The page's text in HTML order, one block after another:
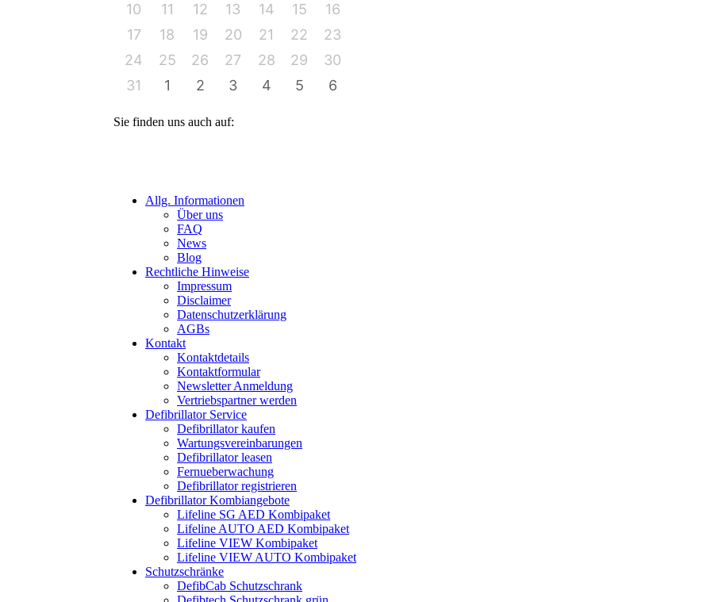
10
11 12 13 14 15
16
17
18 19 20 21 22
23
24
25 26 27 28 29
30
31
1 2 3 4 5 6
Sie finden uns auch auf:
Allg. Informationen
Über uns
FAQ
News
Blog
Rechtliche Hinweise
Impressum
Disclaimer
Datenschutzerklärung
AGBs
Kontakt
Kontaktdetails
Kontaktformular
Newsletter Anmeldung
Vertriebspartner werden
Defibrillator Service
Defibrillator kaufen
Wartungsvereinbarungen
Defibrillator leasen
Fernueberwachung
Defibrillator registrieren
Defibrillator Kombiangebote
Lifeline SG AED Kombipaket
Lifeline AUTO AED Kombipaket
Lifeline VIEW Kombipaket
Lifeline VIEW AUTO Kombipaket
Schutzschränke
DefibCab Schutzschrank